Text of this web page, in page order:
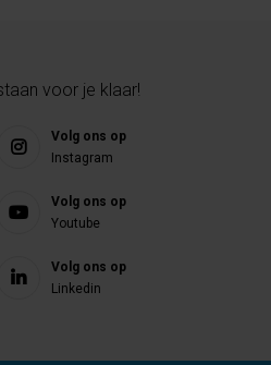
voor je klaar!
Volg ons op
Instagram
Volg ons op
Youtube
Volg ons op
Linkedin